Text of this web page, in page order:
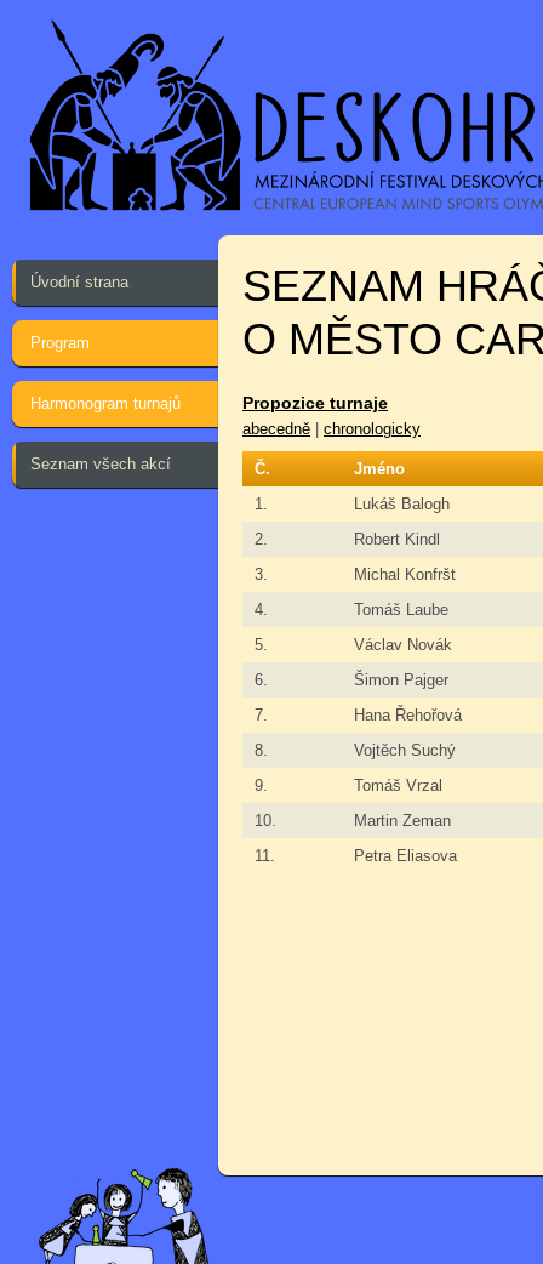
Úvodní strana
Program
Harmonogram turnajů
Seznam všech akcí
SEZNAM
O MĚSTO
Propozice turnaje
abecedně chronologicky
Č.
Jméno
1.
Lukáš Balogh
2.
Robert Kindl
3.
Michal Konfršt
4.
Tomáš Laube
5.
Václav Novák
6.
Šimon Pajger
7.
Hana Řehořová
8.
Vojtěch Suchý
9.
Tomáš Vrzal
10.
Martin Zeman
11.
Petra Eliasova